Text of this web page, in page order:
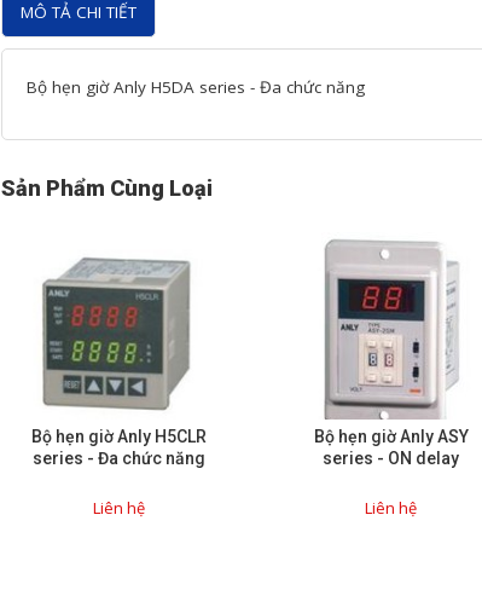
MÔ TẢ CHI TIẾT
Bộ hẹn giờ Anly H5DA series - Đa chức năng
Sản Phẩm Cùng Loại
Bộ hẹn giờ Anly H5CLR
series - Đa chức năng
Liên hệ
Bộ hẹn giờ Anly ASY
series - ON delay
Liên hệ